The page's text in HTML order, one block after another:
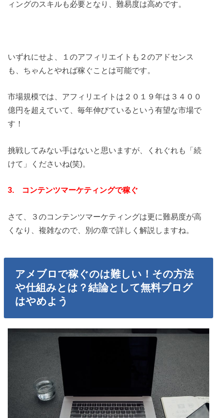
ィングのスキルも必要となり、難易度は高めです。
いずれにせよ、１のアフィリエイトも２のアドセンス
も、ちゃんとやれば稼ぐことは可能です。
市場規模では、アフィリエイトは２０１９年は３４００
億円を超えていて、毎年伸びているという有望な市場で
す！
挑戦してみない手はないと思いますが、くれぐれも「続
けて」くださいね(笑)。
3. コンテンツマーケティングで稼ぐ
さて、３のコンテンツマーケティングは更に難易度が高
くなり、複雑なので、別の章で詳しく解説しますね。
アメブロで稼ぐのは難しい！その方法
や仕組みとは？結論として無料ブログ
はやめよう